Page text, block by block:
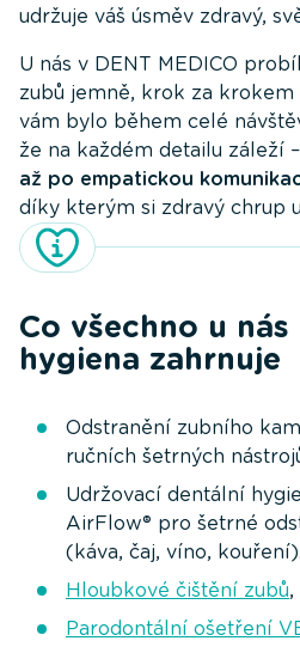
udržuje váš úsměv zdravý,
U nás v DENT MEDICO
zubů jemně, krok za
vám bylo během celé
že na každém detailu záleží –
až po empatickou
díky kterým si zdravý chrup
Co všechno u
hygiena zahrnuje
Odstranění zubního
ručních šetrných
Udržovací dentální
AirFlow® pro šetrné
(káva, čaj, víno, kouření).
Hloubkové čištění zubů,
Parodontální ošetření